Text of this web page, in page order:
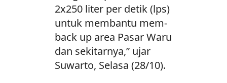
2x250 liter per detik (lps)
untuk membantu mem-
back up area Pasar Waru
dan sekitarnya,” ujar
Suwarto, Selasa (28/10).